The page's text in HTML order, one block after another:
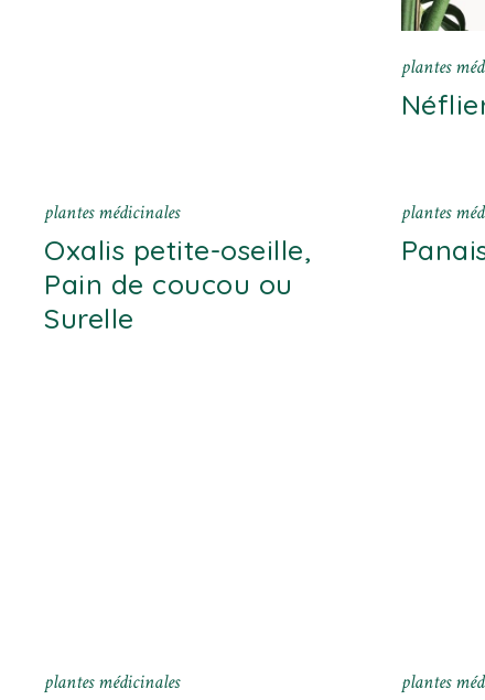
plantes
plantes médicinales
Oxalis petite-oseille,
Pain de coucou ou
Surelle
plantes
plantes médicinales plantes